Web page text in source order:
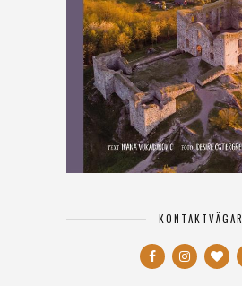
KONTAKTVÄGAR